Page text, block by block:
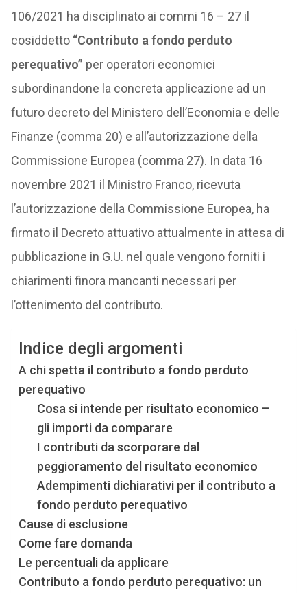
106/2021 ha disciplinato ai commi 16 – 27 il
cosiddetto “Contributo a fondo perduto
perequativo” per operatori economici
subordinandone la concreta applicazione ad un
futuro decreto del Ministero dell’Economia e delle
Finanze (comma 20) e all’autorizzazione della
Commissione Europea (comma 27). In data 16
novembre 2021 il Ministro Franco, ricevuta
l’autorizzazione della Commissione Europea, ha
firmato il Decreto attuativo attualmente in attesa di
pubblicazione in G.U. nel quale vengono forniti i
chiarimenti finora mancanti necessari per
l’ottenimento del contributo.
Indice degli argomenti
A chi spetta il contributo a fondo perduto
perequativo
Cosa si intende per risultato economico –
gli importi da comparare
I contributi da scorporare dal
peggioramento del risultato economico
Adempimenti dichiarativi per il contributo a
fondo perduto perequativo
Cause di esclusione
Come fare domanda
Le percentuali da applicare
Contributo a fondo perduto perequativo: un